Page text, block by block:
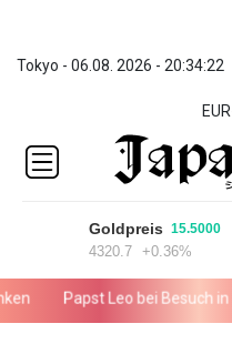
Tokyo - 06.08. 2026 - 20:34:22
EUR
Goldpreis 15.5000
4320.7 +0.36%
Papst Leo bei Besuch in